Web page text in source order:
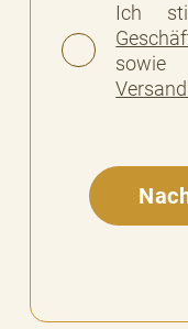
Ich